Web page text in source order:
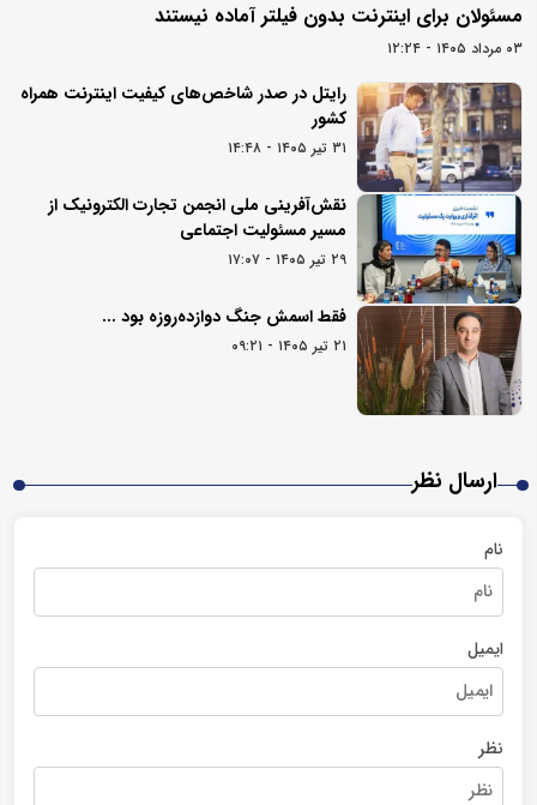
مسئولان برای اینترنت بدون فیلتر آماده نیستند
۰۳ مرداد ۱۴۰۵ - ۱۲:۲۴
رایتل در صدر شاخص‌های کیفیت اینترنت همراه
کشور
۳۱ تیر ۱۴۰۵ - ۱۴:۴۸
نقش‌آفرینی ملی انجمن تجارت الکترونیک از
مسیر مسئولیت اجتماعی
۲۹ تیر ۱۴۰۵ - ۱۷:۰۷
فقط اسمش جنگ دوازده‌روزه بود ...
۲۱ تیر ۱۴۰۵ - ۰۹:۲۱
ارسال نظر
نام
ایمیل
نظر